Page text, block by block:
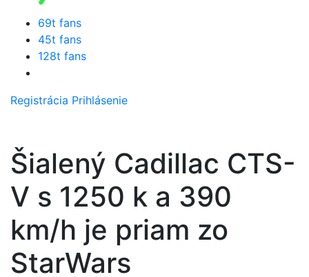
69t fans
45t fans
128t fans
Registrácia Prihlásenie
Šialený Cadillac CTS-
V s 1250 k a 390
km/h je priam zo
StarWars